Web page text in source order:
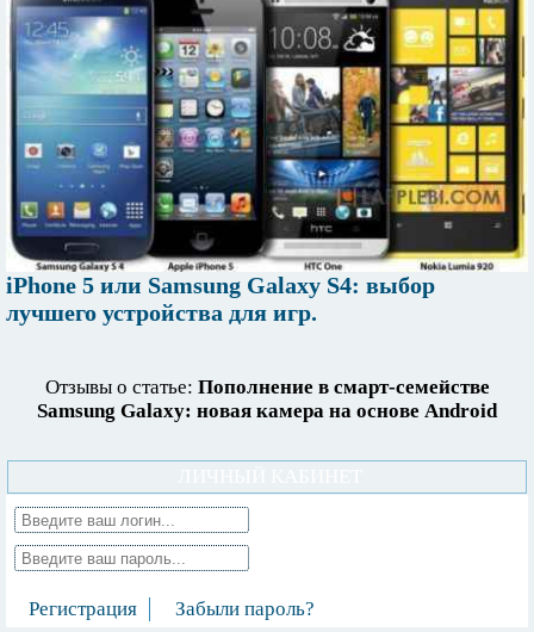
iPhone 5 или Samsung Galaxy S4: выбор
лучшего устройства для игр.
Отзывы о статье: Пополнение в смарт-семействе
Samsung Galaxy: новая камера на основе Android
Регистрация Забыли пароль?